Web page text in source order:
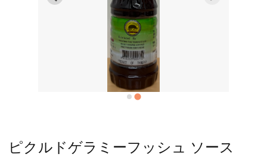
ピクルドゲラミーフッシュ ソース